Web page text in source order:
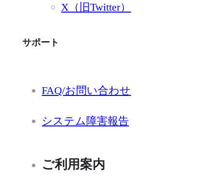
X（旧Twitter）
サポート
FAQ/お問い合わせ
システム障害報告
ご利用案内